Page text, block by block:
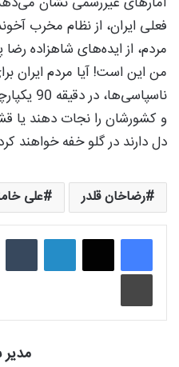
مردم، از ایده‌های شاهزاده
من این است! آیا مردم ایران
و کشورشان را نجات دهند یا
دل دارند در گلو خفه خواهند
رضاخان قلدر علی
لینکدین
چاپ